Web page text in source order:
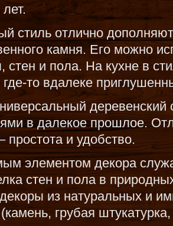
стиль отлично
камня. Его можно
стен и пола. На кухне в
то вдалеке
деревенский
в далекое прошлое.
простота и удобство.
элементом декора
стен и пола в
из натуральных и
грубая